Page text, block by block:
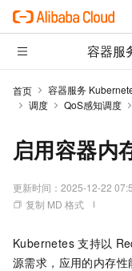
容器服
首页 容器服务
调度
QoS感知调度
启用容器内
更新时间： 2025-12-22
复制 MD 格式
Kubernetes 支持以
源需求，应用的内存